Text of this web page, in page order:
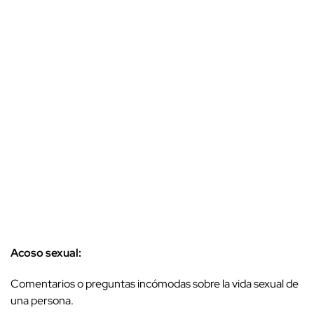
Acoso sexual:
Comentarios o preguntas incómodas sobre la vida sexual de
una persona.